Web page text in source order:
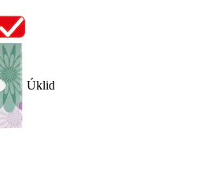
Úklid